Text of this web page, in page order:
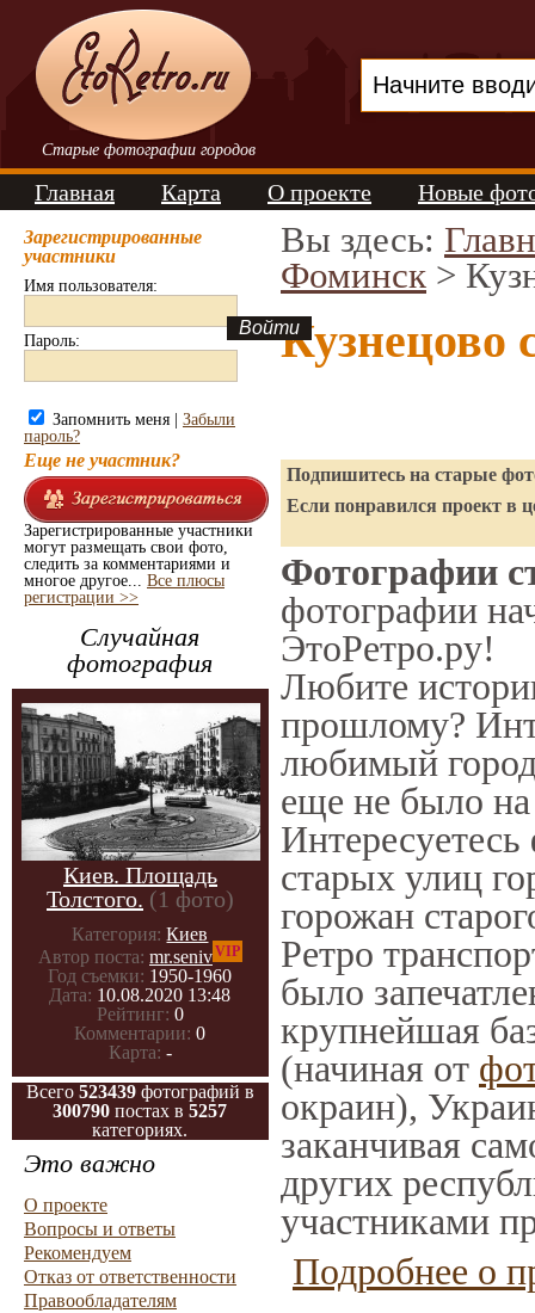
Старые фотографии городов
Главная Карта О проекте Новые
Зарегистрированные
участники
Имя пользователя:
Пароль:
Запомнить меня | Забыли
пароль?
Еще не участник?
Зарегистрированные участники
могут размещать свои фото,
следить за комментариями и
многое другое... Все плюсы
регистрации >>
Случайная
фотография
Киев. Площадь
Толстого. (1 фото)
Категория: Киев
Автор поста: mr.senivVIP
Год съемки: 1950-1960
Дата: 10.08.2020 13:48
Рейтинг: 0
Комментарии: 0
Карта: -
Всего 523439 фотографий в
300790 постах в5257
категориях.
Это важно
О проекте
Вопросы и ответы
Рекомендуем
Отказ от ответственности
Правообладателям
Вы здесь:
Фоминск >
Кузнецово
Подпишитесь на старые
Если понравился проект в
Фотографии
фотографии
ЭтоРетро.ру!
Любите
прошлому?
любимый
еще не было на
Интересуетесь
старых улиц
горожан
Ретро
было
крупнейшая
(начиная от
окраин),
заканчивая
других
участниками
Подробнее о